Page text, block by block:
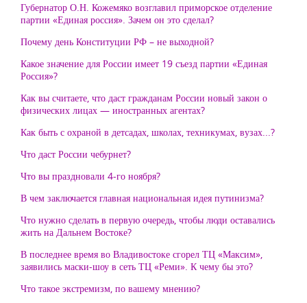
Губернатор О.Н. Кожемяко возглавил приморское отделение
партии «Единая россия». Зачем он это сделал?
Почему день Конституции РФ – не выходной?
Какое значение для России имеет 19 съезд партии «Единая
Россия»?
Как вы считаете, что даст гражданам России новый закон о
физических лицах — иностранных агентах?
Как быть с охраной в детсадах, школах, техникумах, вузах...?
Что даст России чебурнет?
Что вы праздновали 4-го ноября?
В чем заключается главная национальная идея путинизма?
Что нужно сделать в первую очередь, чтобы люди оставались
жить на Дальнем Востоке?
В последнее время во Владивостоке сгорел ТЦ «Максим»,
заявились маски-шоу в сеть ТЦ «Реми». К чему бы это?
Что такое экстремизм, по вашему мнению?